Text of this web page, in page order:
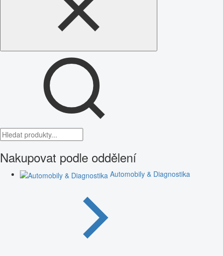
Nakupovat podle oddělení
Automobily & Diagnostika